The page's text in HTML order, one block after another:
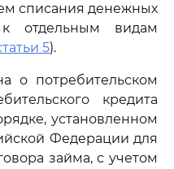
списания денежных
к отдельным видам
5).
о потребительском
кредита
установленном
Федерации для
займа, с учетом